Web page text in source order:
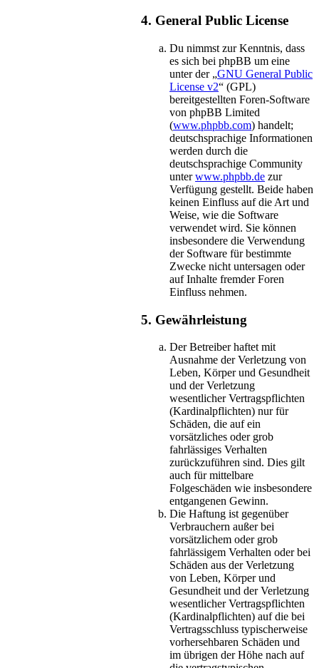
4. General Public License
Du nimmst zur Kenntnis, dass
es sich bei phpBB um eine
unter der „GNU General Public
License v2“ (GPL)
bereitgestellten Foren-Software
von phpBB Limited
(www.phpbb.com) handelt;
deutschsprachige Informationen
werden durch die
deutschsprachige Community
unterwww.phpbb.de zur
Verfügung gestellt. Beide haben
keinen Einfluss auf die Art und
Weise, wie die Software
verwendet wird. Sie können
insbesondere die Verwendung
der Software für bestimmte
Zwecke nicht untersagen oder
auf Inhalte fremder Foren
Einfluss nehmen.
5. Gewährleistung
Der Betreiber haftet mit
Ausnahme der Verletzung von
Leben, Körper und Gesundheit
und der Verletzung
wesentlicher Vertragspflichten
(Kardinalpflichten) nur für
Schäden, die auf ein
vorsätzliches oder grob
fahrlässiges Verhalten
zurückzuführen sind. Dies gilt
auch für mittelbare
Folgeschäden wie insbesondere
entgangenen Gewinn.
Die Haftung ist gegenüber
Verbrauchern außer bei
vorsätzlichem oder grob
fahrlässigem Verhalten oder bei
Schäden aus der Verletzung
von Leben, Körper und
Gesundheit und der Verletzung
wesentlicher Vertragspflichten
(Kardinalpflichten) auf die bei
Vertragsschluss typischerweise
vorhersehbaren Schäden und
im übrigen der Höhe nach auf